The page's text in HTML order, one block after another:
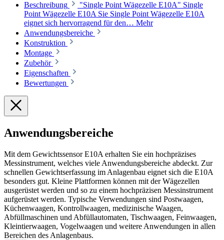
Beschreibung
"Single Point Wägezelle E10A" Single
Point Wägezelle E10A Sie Single Point Wägezelle E10A
eignet sich hervorragend für den… Mehr
Anwendungsbereiche
Konstruktion
Montage
Zubehör
Eigenschaften
Bewertungen
Anwendungsbereiche
Mit dem Gewichtssensor E10A erhalten Sie ein hochpräzises
Messinstrument, welches viele Anwendungsbereiche abdeckt. Zur
schnellen Gewichtserfassung im Anlagenbau eignet sich die E10A
besonders gut. Kleine Plattformen können mit der Wägezellen
ausgerüstet werden und so zu einem hochpräzisen Messinstrument
aufgerüstet werden. Typische Verwendungen sind Postwaagen,
Küchenwaagen, Kontrollwaagen, medizinische Waagen,
Abfüllmaschinen und Abfüllautomaten, Tischwaagen, Feinwaagen,
Kleintierwaagen, Vogelwaagen und weitere Anwendungen in allen
Bereichen des Anlagenbaus.